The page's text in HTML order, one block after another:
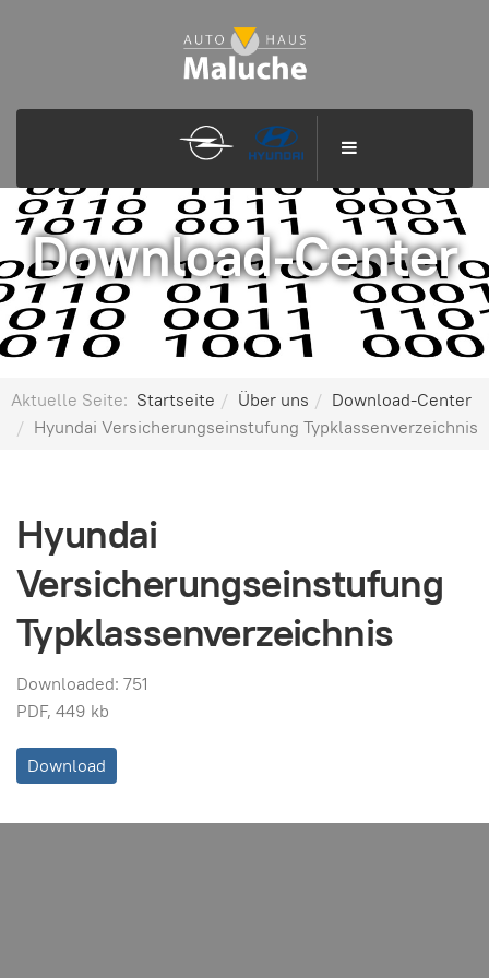
Download-Center
Aktuelle Seite: Startseite Über uns
Download-Center
Hyundai Versicherungseinstufung Typklassenverzeichnis
Hyundai
Versicherungseinstufung
Typklassenverzeichnis
Downloaded: 751
PDF, 449 kb
Download